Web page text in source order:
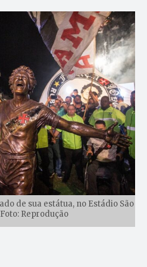
de sua estátua, no Estádio São
Reprodução